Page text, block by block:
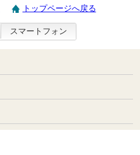
トップページへ戻る
スマートフォン